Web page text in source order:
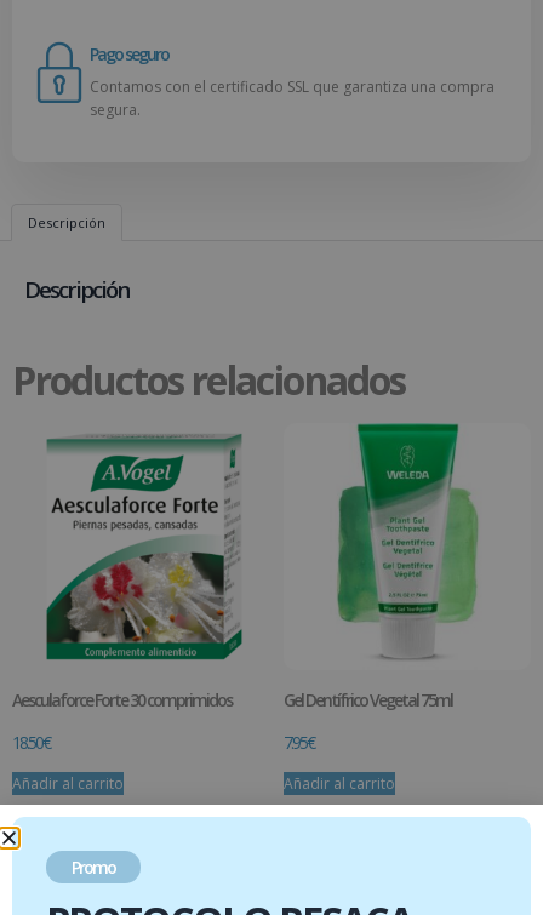
Pago seguro
Contamos con el certificado SSL que garantiza una compra
segura.
Descripción
Descripción
Productos relacionados
Aesculaforce Forte 30 comprimidos
18.50€
Añadir al carrito
Gel Dentífrico Vegetal 75ml
7.95€
Añadir al carrito
Promo